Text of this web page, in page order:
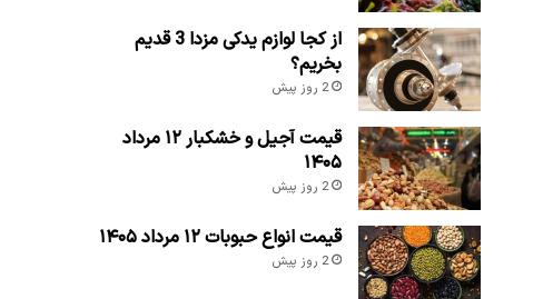
از کجا لوازم یدکی مزدا 3 قدیم
بخریم؟
2 روز پیش
قیمت آجیل و خشکبار ۱۲ مرداد
۱۴۰۵
2 روز پیش
قیمت انواع حبوبات ۱۲ مرداد ۱۴۰۵
2 روز پیش